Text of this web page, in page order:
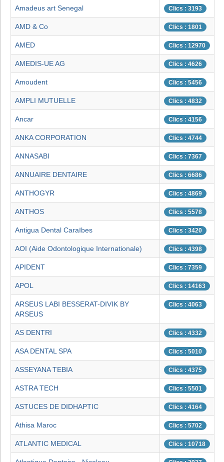
Amadeus art Senegal Clics : 3193
AMD & Co Clics : 1801
AMED Clics : 12970
AMEDIS-UE AG Clics : 4626
Amoudent Clics : 5456
AMPLI MUTUELLE Clics : 4832
Ancar Clics : 4156
ANKA CORPORATION Clics : 4744
ANNASABI Clics : 7367
ANNUAIRE DENTAIRE Clics : 6686
ANTHOGYR Clics : 4869
ANTHOS Clics : 5578
Antigua Dental Caraïbes Clics : 3420
AOI (Aide Odontologique Internationale) Clics : 4398
APIDENT Clics : 7359
APOL Clics : 14163
ARSEUS LABI BESSERAT-DIVIK BY
ARSEUS
Clics : 4063
AS DENTRI Clics : 4332
ASA DENTAL SPA Clics : 5010
ASSEYANA TEBIA Clics : 4375
ASTRA TECH Clics : 5501
ASTUCES DE DIDHAPTIC Clics : 4164
Athisa Maroc Clics : 5702
ATLANTIC MEDICAL Clics : 10718